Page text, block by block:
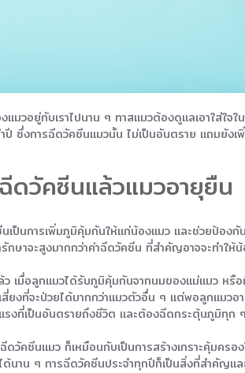
แมวอยู่กับเราไปนาน ๆ ทาสแมวต้องดูแลเอาใส่ใ
ปี ซึ่งการฉีดวัคซีนแมวนั้น ไม่เป็นอันตราย แถมยัง
ดวัคซีนแล้วแมวอายุยืน
เป็นการเพิ่มภูมิคุ้มกันให้แก่น้องแมว และช่วยป้อง
รักษาจะสูงมากกว่าค่าฉีดวัคซีน ที่สำคัญอาจจะทำใ
เมื่อลูกแมวได้รับภูมิคุ้มกันจากนมของแม่แมว หรือ
สี่ยงที่จะป่วยได้มากกว่าแมวตัวอื่น ๆ แต่พอลูกแมว
รงที่เป็นอันตรายถึงชีวิต และต้องฉีดกระตุ้นภูมิทุก
ดวัคซีนแมว ก็เหมือนกับเป็นการสร้างเกราะคุ้มคร
นาน ๆ การฉีดวัคซีนประจำทุกปีก็เป็นสิ่งที่สำคัญแล